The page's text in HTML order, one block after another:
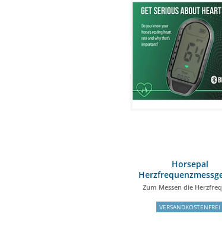
Horsepal
Pulsmesser
Zum Messen die
VERSANDKOSTENFREI